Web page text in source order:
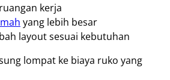
kerja
yang lebih besar
layout sesuai kebutuhan
lompat ke biaya ruko yang